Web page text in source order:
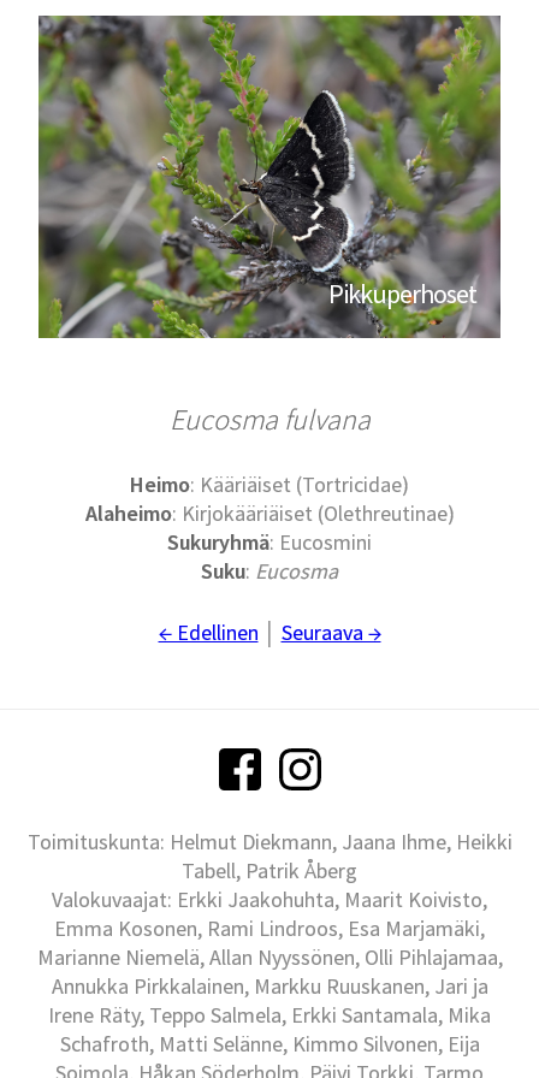
Pikkuperhoset
Eucosma fulvana
Heimo: Kääriäiset (Tortricidae)
Alaheimo: Kirjokääriäiset (Olethreutinae)
Sukuryhmä: Eucosmini
Suku: Eucosma
← Edellinen Seuraava →
Toimituskunta: Helmut Diekmann, Jaana Ihme, Heikki
Tabell, Patrik Åberg
Valokuvaajat: Erkki Jaakohuhta, Maarit Koivisto,
Emma Kosonen, Rami Lindroos, Esa Marjamäki,
Marianne Niemelä, Allan Nyyssönen, Olli Pihlajamaa,
Annukka Pirkkalainen, Markku Ruuskanen, Jari ja
Irene Räty, Teppo Salmela, Erkki Santamala, Mika
Schafroth, Matti Selänne, Kimmo Silvonen, Eija